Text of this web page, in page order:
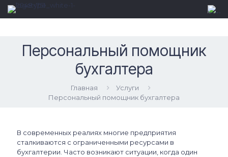
Персональный помощник
бухгалтера
Главная
Услуги
Персональный помощник бухгалтера
В современных реалиях многие предприятия
сталкиваются с ограниченными ресурсами в
бухгалтерии. Часто возникают ситуации, когда один